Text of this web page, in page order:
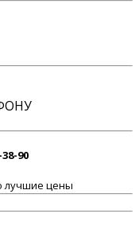
38-90
лучшие цены